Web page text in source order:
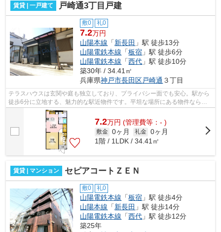
賃貸 | 一戸建て 戸崎通3丁目戸建
敷0 礼0
7.2万円
山陽本線 「新長田 」駅 徒歩13分
山陽電鉄本線 「板宿 」駅 徒歩6分
山陽電鉄本線 「西代 」駅 徒歩10分
築30年 / 34.41㎡
兵庫県神戸市長田区戸崎通 ３丁目
テラスハウスは玄関や庭も独立しており、プライバシー面でも安心。駅から
徒歩6分に立地する、魅力的な駅近物件です。平坦な場所にある物件なら毎
日の移動も快適です。2沿線利用ができ...
7.2万円 (管理費等：- )
敷金 0ヶ月 礼金 0ヶ月
1階 / 1LDK / 34.41㎡
賃貸 | マンション セピアコートＺＥＮ
敷0 礼0
山陽電鉄本線 「板宿 」駅 徒歩4分
山陽本線 「新長田 」駅 徒歩14分
山陽電鉄本線 「西代 」駅 徒歩12分
築25年